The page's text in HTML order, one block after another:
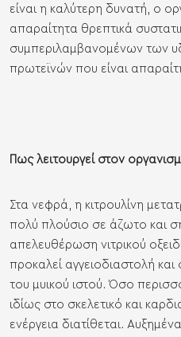
είναι η καλύτερη δυνατή, ο
απαραίτητα θρεπτικά
συμπεριλαμβανομένων των
πρωτεϊνών που είναι
Πως λειτουργεί στον
Στα νεφρά, η κιτρουλίνη
πολύ πλούσιο σε άζωτο και
απελευθέρωση νιτρικού
προκαλεί αγγειοδιαστολή
του μυικού ιστού. Όσο
ιδίως στο σκελετικό και
ενέργεια διατίθεται.